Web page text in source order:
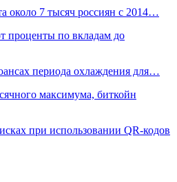
около 7 тысяч россиян с 2014…
проценты по вкладам до
периода охлаждения для…
максимума, биткойн
при использовании QR-кодов